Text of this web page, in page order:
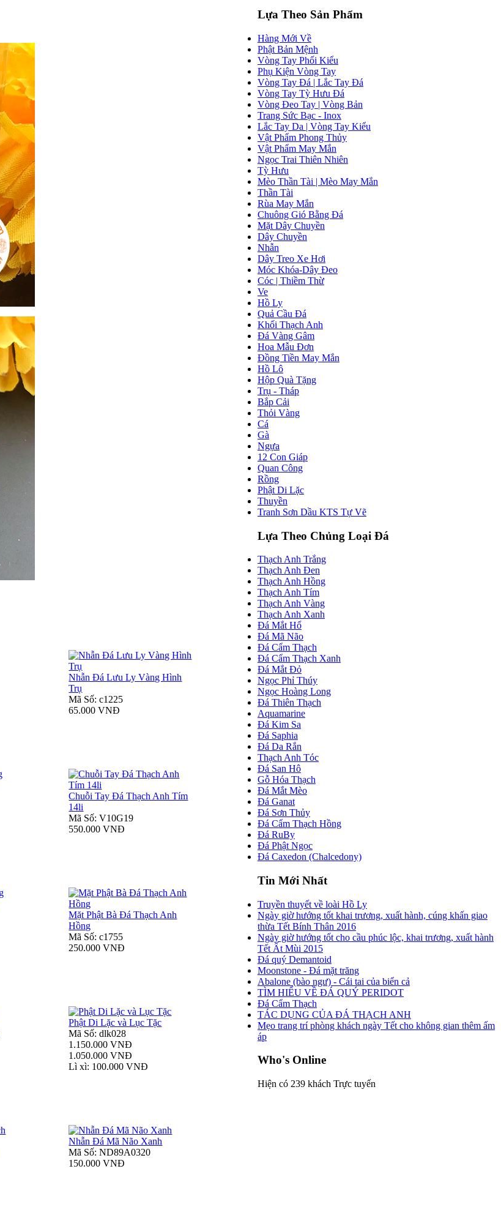
Nhẫn Đá Lưu Ly Vàng Hình
Trụ
Mã Số: c1225
65.000 VNĐ
Chuỗi Tay Đá Thạch Anh Tím
14li
Mã Số: V10G19
550.000 VNĐ
Mặt Phật Bà Đá Thạch Anh
Hồng
Mã Số: c1755
250.000 VNĐ
Phật Di Lặc và Lục Tặc
Mã Số: dlk028
1.150.000 VNĐ
1.050.000 VNĐ
Lì xì: 100.000 VNĐ
Nhẫn Đá Mã Não Xanh
Mã Số: ND89A0320
150.000 VNĐ
Lựa Theo Sản Phẩm
Hàng Mới Về
Phật Bản Mệnh
Vòng Tay Phối Kiểu
Phụ Kiện Vòng Tay
Vòng Tay Đá | Lắc Tay Đá
Vòng Tay Tỳ Hưu Đá
Vòng Đeo Tay | Vòng Bản
Trang Sức Bạc - Inox
Lắc Tay Da | Vòng Tay Kiểu
Vật Phẩm Phong Thủy
Vật Phẩm May Mắn
Ngọc Trai Thiên Nhiên
Tỳ Hưu
Mèo Thần Tài | Mèo May Mắn
Thần Tài
Rùa May Mắn
Chuông Gió Bằng Đá
Mặt Dây Chuyền
Dây Chuyền
Nhẫn
Dây Treo Xe Hơi
Móc Khóa-Dây Đeo
Cóc | Thiềm Thừ
Ve
Hồ Ly
Quả Cầu Đá
Khối Thạch Anh
Đá Vàng Gâm
Hoa Mẫu Đơn
Đồng Tiền May Mắn
Hồ Lô
Hộp Quà Tặng
Trụ - Tháp
Bắp Cải
Thỏi Vàng
Cá
Gà
Ngựa
12 Con Giáp
Quan Công
Rồng
Phật Di Lặc
Thuyền
Tranh Sơn Dầu KTS Tự Vẽ
Lựa Theo Chủng Loại Đá
Thạch Anh Trắng
Thạch Anh Đen
Thạch Anh Hồng
Thạch Anh Tím
Thạch Anh Vàng
Thạch Anh Xanh
Đá Mắt Hổ
Đá Mã Não
Đá Cẩm Thạch
Đá Cẩm Thạch Xanh
Đá Mắt Đỏ
Ngọc Phỉ Thúy
Ngọc Hoàng Long
Đá Thiên Thạch
Aquamarine
Đá Kim Sa
Đá Saphia
Đá Da Rắn
Thạch Anh Tóc
Đá San Hô
Gỗ Hóa Thạch
Đá Mắt Mèo
Đá Ganat
Đá Sơn Thủy
Đá Cẩm Thạch Hồng
Đá RuBy
Đá Phật Ngọc
Đá Caxedon (Chalcedony)
Tin Mới Nhất
Truyền thuyết về loài Hồ Ly
Ngày giờ hướng tốt khai trương, xuất hành, cúng khấn giao
thừa Tết Bính Thân 2016
Ngày giờ hướng tốt cho cầu phúc lộc, khai trương, xuất hành
Tết Ất Mùi 2015
Đá quý Demantoid
Moonstone - Đá mặt trăng
Abalone (bào ngư) - Cái tai của biển cả
TÌM HIỂU VỀ ĐÁ QUÝ PERIDOT
Đá Cẩm Thạch
TÁC DỤNG CỦA ĐÁ THẠCH ANH
Mẹo trang trí phòng khách ngày Tết cho không gian thêm ấm
áp
Who's Online
Hiện có 239 khách Trực tuyến